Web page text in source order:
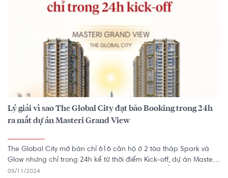
Lý giải vì sao The Global City đạt bão Booking trong 24h
ra mắt dự án Masteri Grand View
The Global City mở bán chỉ 616 căn hộ ở 2 tòa tháp Spark và
Glow nhưng chỉ trong 24h kể từ thời điểm Kick-off, dự án Masteri
Grand View đã đạt 550 Booking từ khách hàng. Ở thời điểm hiện
05/11/2024